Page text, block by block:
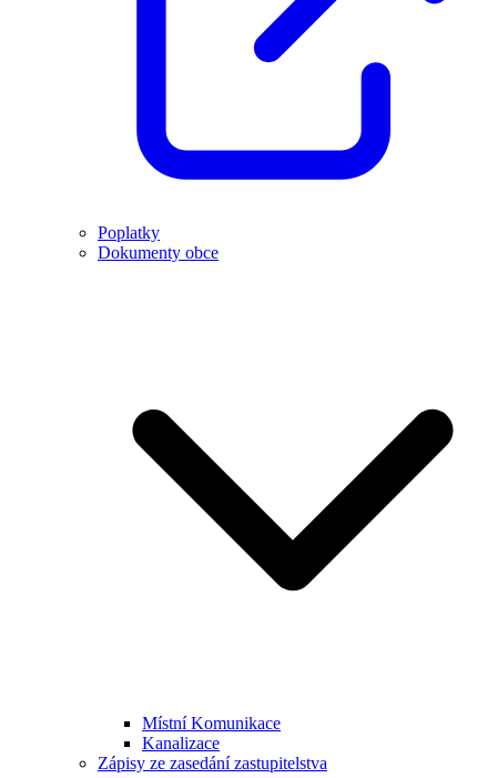
Poplatky
Dokumenty obce
Místní Komunikace
Kanalizace
Zápisy ze zasedání zastupitelstva